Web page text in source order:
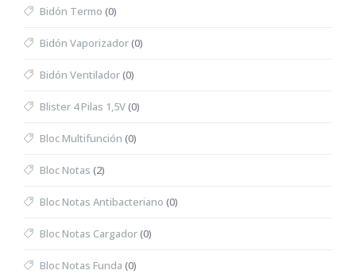
Bidón Termo (0)
Bidón Vaporizador(0)
Bidón Ventilador(0)
Blister 4 Pilas 1,5V(0)
Bloc Multifunción (0)
Bloc Notas (2)
Bloc Notas Antibacteriano (0)
Bloc Notas Cargador(0)
Bloc Notas Funda (0)